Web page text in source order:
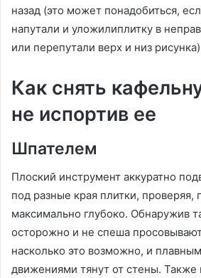
назад (это может понадобиться,
напутали и уложилиплитку в
или перепутали верх и низ
Как снять
не испортив ее
Шпателем
Плоский инструмент аккуратно
под разные края плитки, проверяя,
максимально глубоко. Обнаружив
осторожно и не спеша
насколько это возможно, и
движениями тянут от стены.